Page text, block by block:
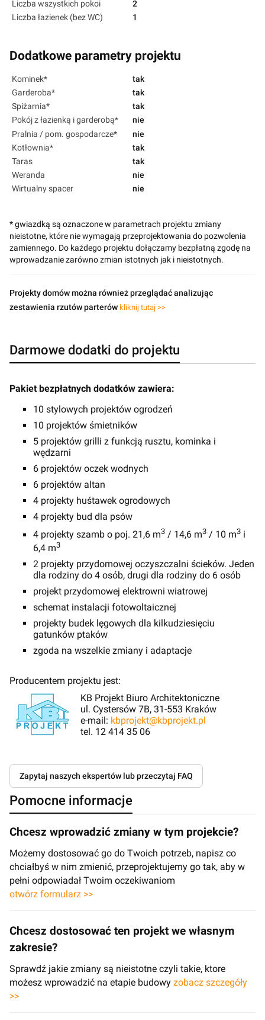
Liczba wszystkich pokoi
2
Liczba łazienek (bez WC)
1
Dodatkowe parametry projektu
Kominek*
tak
Garderoba*
tak
Spiżarnia*
tak
Pokój z łazienką i garderobą*
nie
Pralnia / pom. gospodarcze*
nie
Kotłownia*
tak
Taras
tak
Weranda
nie
Wirtualny spacer
nie
* gwiazdką są oznaczone w parametrach projektu zmiany
nieistotne, które nie wymagają przeprojektowania do pozwolenia
zamiennego. Do każdego projektu dołączamy bezpłatną zgodę na
wprowadzanie zarówno zmian istotnych jak i nieistotnych.
Projekty domów można również przeglądać analizując
zestawienia rzutów parterów kliknij tutaj >>
Darmowe dodatki do projektu
Pakiet bezpłatnych dodatków zawiera:
10 stylowych projektów ogrodzeń
10 projektów śmietników
5 projektów grilli z funkcją rusztu, kominka i
wędzarni
6 projektów oczek wodnych
6 projektów altan
4 projekty huśtawek ogrodowych
4 projekty bud dla psów
4 projekty szamb o poj. 21,6 m3 / 14,6 m3 / 10 m3 i
6,4 m3
2 projekty przydomowej oczyszczalni ścieków. Jeden
dla rodziny do 4 osób, drugi dla rodziny do 6 osób
projekt przydomowej elektrowni wiatrowej
schemat instalacji fotowoltaicznej
projekty budek lęgowych dla kilkudziesięciu
gatunków ptaków
zgoda na wszelkie zmiany i adaptacje
Producentem projektu jest:
KB Projekt Biuro Architektoniczne
ul. Cystersów 7B, 31-553 Kraków
e-mail: kbprojekt@kbprojekt.pl
tel. 12 414 35 06
Zapytaj naszych ekspertów lub przeczytaj FAQ
Pomocne informacje
Chcesz wprowadzić zmiany w tym projekcie?
Możemy dostosować go do Twoich potrzeb, napisz co
chciałbyś w nim zmienić, przeprojektujemy go tak, aby w
pełni odpowiadał Twoim oczekiwaniom
otwórz formularz >>
Chcesz dostosować ten projekt we własnym
zakresie?
Sprawdź jakie zmiany są nieistotne czyli takie, ktore
możesz wprowadzić na etapie budowy zobacz szczegóły
>>